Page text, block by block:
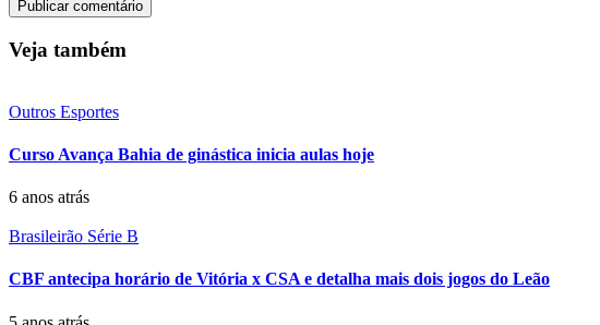
Veja também
Outros Esportes
Curso Avança Bahia de ginástica inicia aulas hoje
6 anos atrás
Brasileirão Série B
CBF antecipa horário de Vitória x CSA e detalha mais dois jogos do Leão